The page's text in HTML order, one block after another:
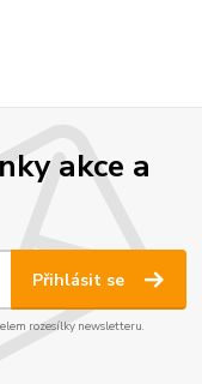
akce a
Přihlásit se
rozesílky newsletteru.